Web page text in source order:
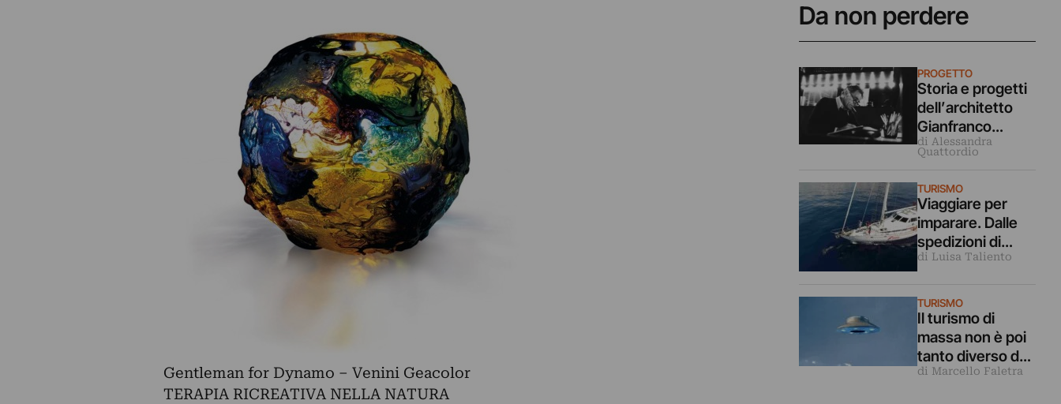
Gentleman for Dynamo – Venini Geacolor
TERAPIA RICREATIVA NELLA NATURA
Da non perdere
PROGETTO
Storia e progetti
dell’architetto
Gianfranco
Frattini a 100 anni
di Alessandra
Quattordio
TURISMO
Viaggiare per
imparare. Dalle
spedizioni di
ecologia marina
con artisti e
artigiani
di Luisa Taliento
TURISMO
Il turismo di
massa non è poi
tanto diverso da
un’invasione
di Marcello Faletra